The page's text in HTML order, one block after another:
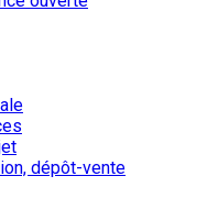
dépôt-vente